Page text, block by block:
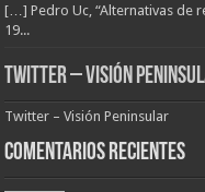
[…] Pedro Uc, “Alternativas de
19...
Twitter – Visión
Twitter – Visión Peninsular
Comentarios Recientes